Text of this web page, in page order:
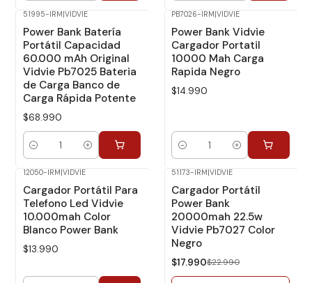
51995-IRM VIDVIE
Power Bank Batería
Portátil Capacidad
60.000 mAh Original
Vidvie Pb7025 Bateria
de Carga Banco de
Carga Rápida Potente
$68.990
Cantidad
PB7026-IRM VIDVIE
Power Bank Vidvie
Cargador Portatil
10000 Mah Carga
Rapida Negro
$14.990
Cantidad
12050-IRM VIDVIE
Cargador Portátil Para
Telefono Led Vidvie
10.000mah Color
Blanco Power Bank
$13.990
-22%
Dcto.
No disponible
51173-IRM VIDVIE
Cargador Portátil
Power Bank
20000mah 22.5w
Vidvie Pb7027 Color
Negro
$17.990$22.990